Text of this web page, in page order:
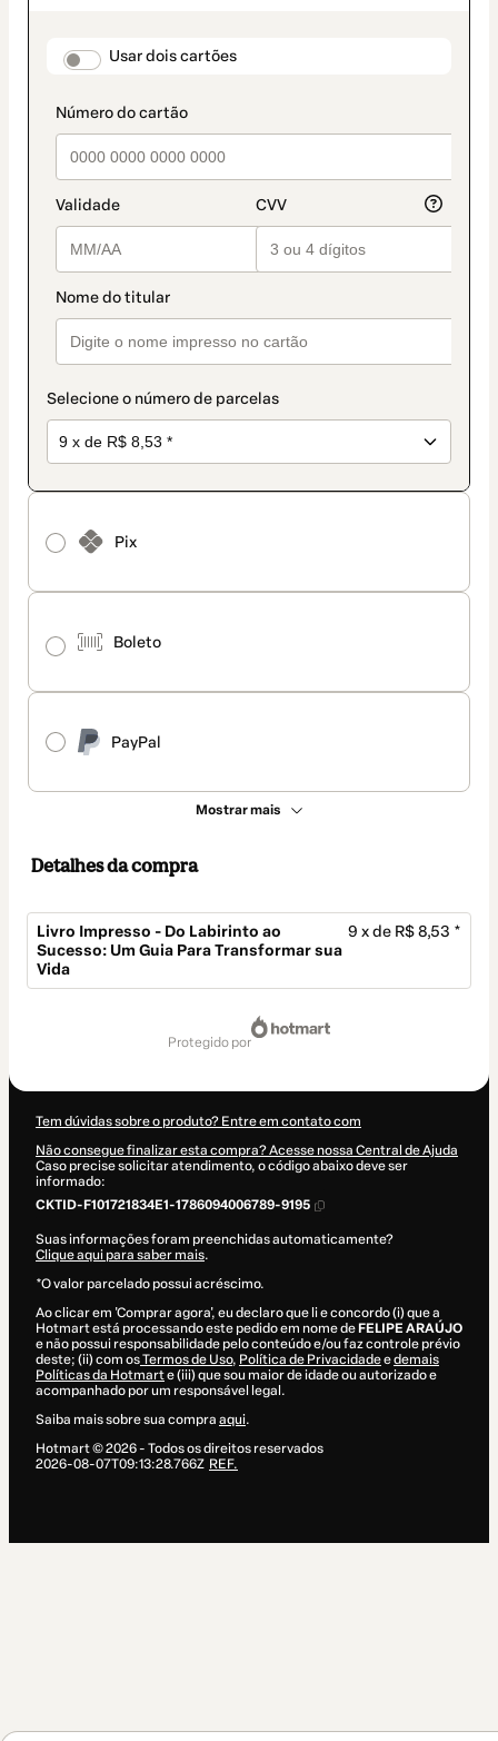
payment_data.section_title_v2
Usar dois cartões
Selecione o número de parcelas
Pix
Boleto
PayPal
Mostrar mais
como
método
pagamento
Detalhes da compra
Livro Impresso - Do Labirinto ao
Sucesso: Um Guia Para Transformar sua
Vida
9 x de R$ 8,53 *
protegido por
Tem dúvidas sobre o produto? Entre em contato com
Não consegue finalizar esta compra? Acesse nossa Central de Ajuda
Caso precise solicitar atendimento, o código abaixo deve ser
informado:
CKTID-F101721834E1-1786094006789-9195
Suas informações foram preenchidas automaticamente?
Clique aqui para saber mais.
*O valor parcelado possui acréscimo.
Ao clicar em 'Comprar agora', eu declaro que li e concordo (i) que a
Hotmart está processando este pedido em nome de FELIPE ARAÚJO
e não possui responsabilidade pelo conteúdo e/ou faz controle prévio
deste; (ii) com osTermos de Uso, Política de Privacidadeedemais
Políticas da Hotmarte (iii) que sou maior de idade ou autorizado e
acompanhado por um responsável legal.
Saiba mais sobre sua compra aqui.
Hotmart ©2026- Todos os direitos reservados
2026-08-07T09:13:28.766Z REF.